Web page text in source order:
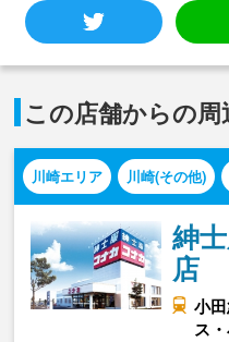
この店舗からの
川崎エリア 川崎(その他)
紳
店
小
ス